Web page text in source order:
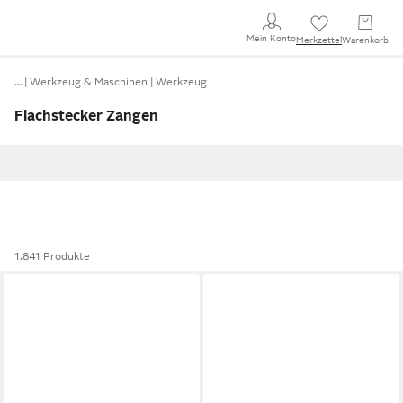
Mein KontoMerkzettel Warenkorb
… Werkzeug & Maschinen Werkzeug
Flachstecker Zangen
1.841 Produkte